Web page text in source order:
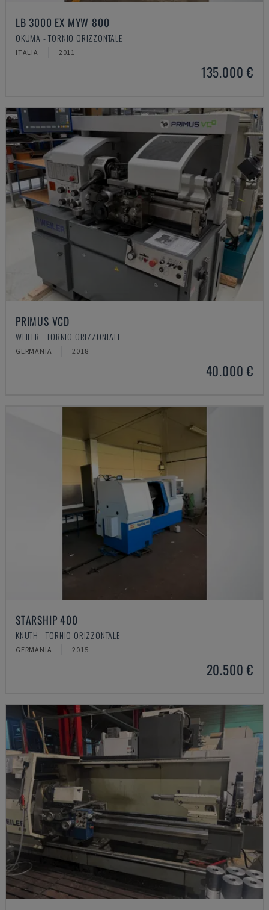
LB 3000 EX MYW 800
OKUMA - TORNIO ORIZZONTALE
ITALIA 2011
135.000 €
PRIMUS VCD
WEILER - TORNIO ORIZZONTALE
GERMANIA 2018
40.000 €
STARSHIP 400
KNUTH - TORNIO ORIZZONTALE
GERMANIA 2015
20.500 €